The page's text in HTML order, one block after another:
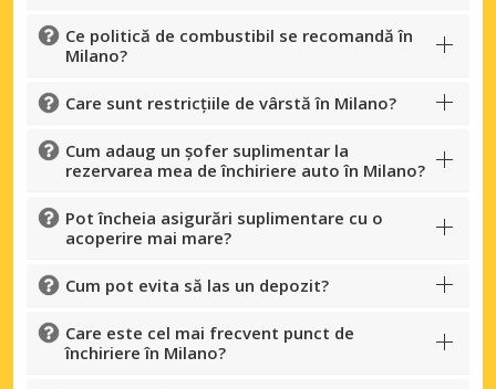
Ce politică de combustibil se recomandă în
Milano?
Care sunt restricțiile de vârstă în Milano?
Cum adaug un șofer suplimentar la
rezervarea mea de închiriere auto în Milano?
Pot încheia asigurări suplimentare cu o
acoperire mai mare?
Cum pot evita să las un depozit?
Care este cel mai frecvent punct de
închiriere în Milano?